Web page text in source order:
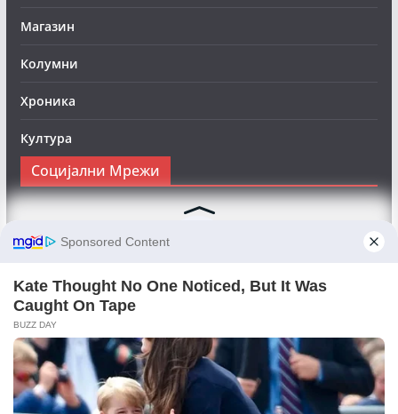
Магазин
Колумни
Хроника
Култура
Социјални Мрежи
Следете нè на Фејсбук за да сте во тек со најновите